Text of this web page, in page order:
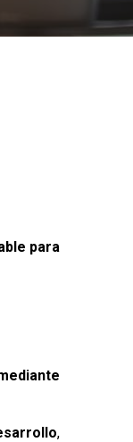
para
,